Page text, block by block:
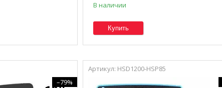
В наличии
Купить
–79%
HSD1200-HSP85